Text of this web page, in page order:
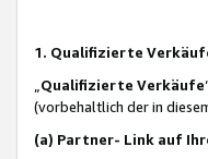
1. Qualifizierte
Qualifizierte Verkäufe
(vorbehaltlich der in
(a) Partner- Link auf